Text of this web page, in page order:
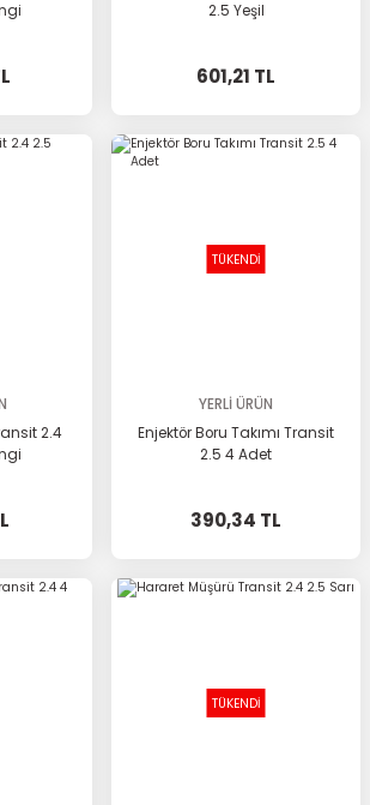
2.5 Yeşil
601,21 TL
2.4
TÜKENDİ
YERLİ ÜRÜN
Enjektör Boru Takımı Transit
2.5 4 Adet
390,34 TL
TÜKENDİ